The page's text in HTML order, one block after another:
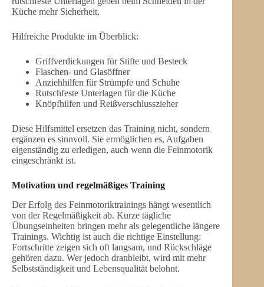
Küche mehr Sicherheit.
Hilfreiche Produkte im Überblick:
Griffverdickungen für Stifte und Besteck
Flaschen- und Glasöffner
Anziehhilfen für Strümpfe und Schuhe
Rutschfeste Unterlagen für die Küche
Knöpfhilfen und Reißverschlusszieher
Diese Hilfsmittel ersetzen das Training nicht, sondern
ergänzen es sinnvoll. Sie ermöglichen es, Aufgaben
eigenständig zu erledigen, auch wenn die Feinmotorik
eingeschränkt ist.
Motivation und regelmäßiges Training
Der Erfolg des Feinmotoriktrainings hängt wesentlich
von der Regelmäßigkeit ab. Kurze tägliche
Übungseinheiten bringen mehr als gelegentliche längere
Trainings. Wichtig ist auch die richtige Einstellung:
Fortschritte zeigen sich oft langsam, und Rückschläge
gehören dazu. Wer jedoch dranbleibt, wird mit mehr
Selbstständigkeit und Lebensqualität belohnt.